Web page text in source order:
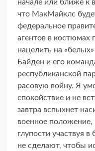
начале или ближе к
что МакМайклс
федеральное
агентов в
нацелить на
Байден и его
республиканской
расовую войну. Я
спокойствие и не
завтра вспыхнет
военное
глупости участвуя
не сделают, чтобы